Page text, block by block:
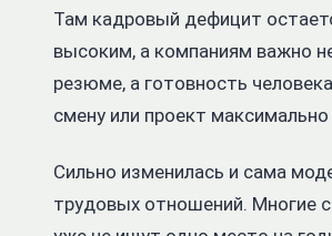
Там кадровый дефицит
высоким, а компаниям важно
резюме, а готовность
смену или проект
Сильно изменилась и сама
трудовых отношений. Многие